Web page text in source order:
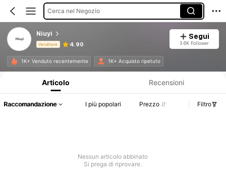
Cerca nel Negozio
Niuyi
Venditore 4.90
Segui
3.6K Follower
1K+ Venduto recentemente 1K+ Acquisto ripetuto
Articolo Recensioni
Raccomandazione I più popolari Prezzo Filtro
Nessun articolo abbinato
Si prega di riprovare.